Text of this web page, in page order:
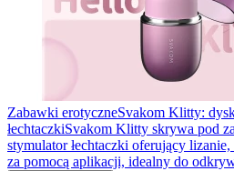
Zabawki erotyczneSvakom Klitty:
łechtaczkiSvakom Klitty skrywa pod
stymulator łechtaczki oferujący
za pomocą aplikacji, idealny do